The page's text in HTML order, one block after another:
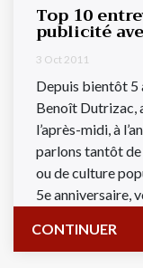
Top 10
publicité
3 Oct 2011
Depuis bientôt 5
Benoît Dutrizac,
l’après-midi, à
parlons tantôt
ou de culture
5e anniversaire,
CONTINUER